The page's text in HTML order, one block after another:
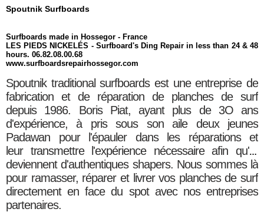
Spoutnik Surfboards
Surfboards made in Hossegor - France
LES PIEDS NICKELÉS - Surfboard's Ding Repair in less than 24 & 48
hours. 06.82.08.00.68
www.surfboardsrepairhossegor.com
Spoutnik traditional surfboards est une entreprise de
fabrication et de réparation de planches de surf
depuis 1986. Boris Piat, ayant plus de 3O ans
d'expérience, à pris sous son aile deux jeunes
Padawan pour l'épauler dans les réparations et
leur transmettrel'expérience nécessaire afin qu'ils
deviennent d'authentiques shapers. Nous sommes là
pour ramasser, réparer et livrer vos planches de surf
directement en face du spot avec nos entreprises
partenaires.